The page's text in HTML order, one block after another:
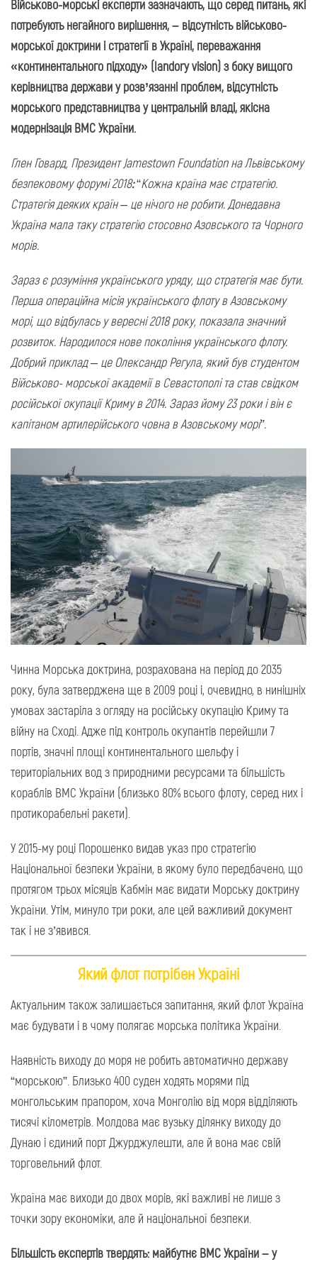
Військово-морські експерти зазначають, що серед питань, які
потребують негайного вирішення, – відсутність військово-
морської доктрини і стратегії в Україні, переважання
«континентального підходу» (landory vision) з боку вищого
керівництва держави у розв’язанні проблем, відсутність
морського представництва у центральній владі, якісна
модернізація ВМС України.
Глен Говард, Президент Jamestown Foundation на Львівському
безпековому форумі 2018:“Кожна країна має стратегію.
Стратегія деяких країн – це нічого не робити. Донедавна
Україна мала таку стратегію стосовно Азовського та Чорного
морів.
Зараз є розуміння українського уряду, що стратегія має бути.
Перша операційна місія українського флоту в Азовському
морі, що відбулась у вересні 2018 року, показала значний
розвиток. Народилося нове покоління українського флоту.
Добрий приклад – це Олександр Регула, який був студентом
Військово- морської академії в Севастополі та став свідком
російської окупації Криму в 2014. Зараз йому 23 роки і він є
капітаном артилерійського човна в Азовському морі”.
Чинна Морська доктрина, розрахована на період до 2035
року, була затверджена ще в 2009 році і, очевидно, в нинішніх
умовах застаріла з огляду на російську окупацію Криму та
війну на Сході. Адже під контроль окупантів перейшли 7
портів, значні площі континентального шельфу і
територіальних вод з природними ресурсами та більшість
кораблів ВМС України (близько 80% всього флоту, серед них і
протикорабельні ракети).
У 2015-му році Порошенко видав указ про стратегію
Національної безпеки України, в якому було передбачено, що
протягом трьох місяців Кабмін має видати Морську доктрину
України. Утім, минуло три роки, але цей важливий документ
так і не з’явився.
Який флот потрібен Україні
Актуальним також залишається запитання, який флот Україна
має будувати і в чому полягає морська політика України.
Наявність виходу до моря не робить автоматично державу
“морською”. Близько 400 суден ходять морями під
монгольським прапором, хоча Монголію від моря відділяють
тисячі кілометрів. Молдова має вузьку ділянку виходу до
Дунаю і єдиний порт Джурджулешти, але й вона має свій
торговельний флот.
Україна має виходи до двох морів, які важливі не лише з
точки зору економіки, але й національної безпеки.
Більшість експертів твердять: майбутнє ВМС України – у